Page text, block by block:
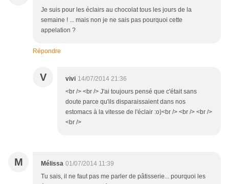
Je suis pour les éclairs au chocolat tous les jours de la
semaine ! ... mais non je ne sais pas pourquoi cette
appelation ?
Répondre
V vivi 14/07/2014 21:36
<br /> <br /> J'ai toujours pensé que c'était sans
doute parce qu'ils disparaissaient dans nos
estomacs à la vitesse de l'éclair :o)<br /> <br /> <br />
<br />
M Mélissa 01/07/2014 11:39
Tu sais, il ne faut pas me parler de pâtisserie... pourquoi les